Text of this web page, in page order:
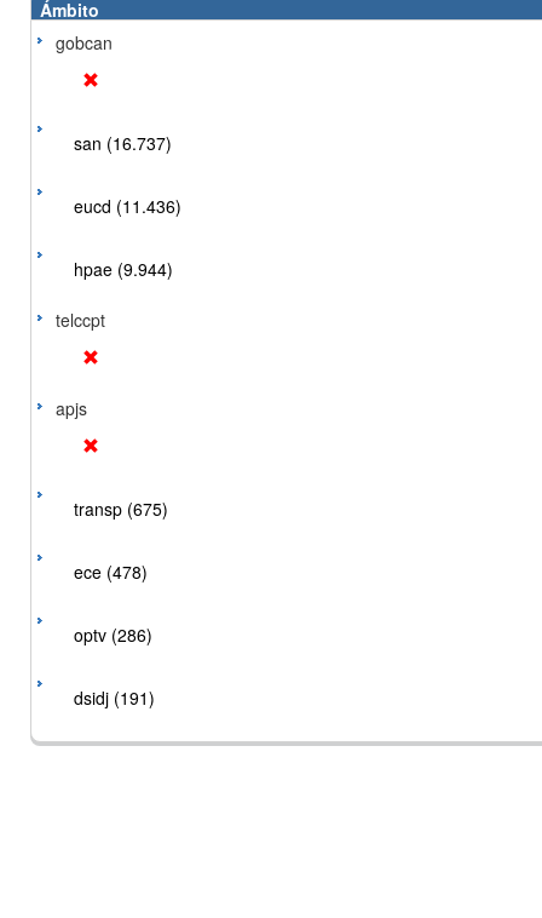
Ámbito
gobcan
san (16.737)
eucd (11.436)
hpae (9.944)
telccpt
apjs
transp (675)
ece (478)
optv (286)
dsidj (191)